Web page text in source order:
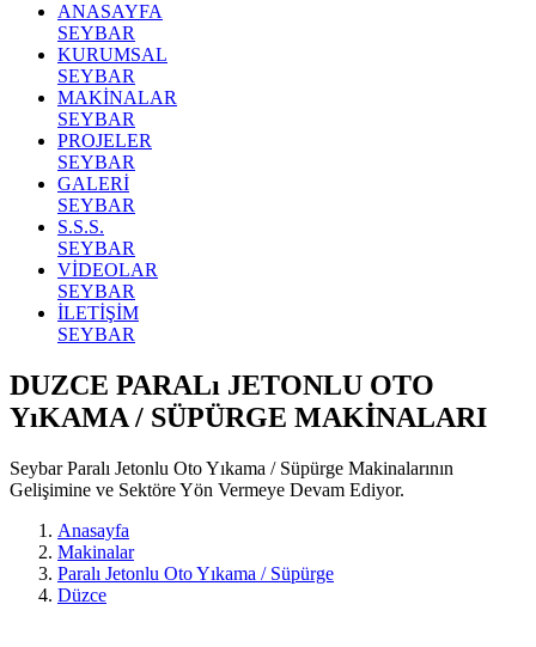
ANASAYFA
SEYBAR
KURUMSAL
SEYBAR
MAKİNALAR
SEYBAR
PROJELER
SEYBAR
GALERİ
SEYBAR
S.S.S.
SEYBAR
VİDEOLAR
SEYBAR
İLETİŞİM
SEYBAR
DUZCE PARALı JETONLU OTO
YıKAMA / SÜPÜRGE MAKİNALARI
Seybar Paralı Jetonlu Oto Yıkama / Süpürge Makinalarının
Gelişimine ve Sektöre Yön Vermeye Devam Ediyor.
Anasayfa
Makinalar
Paralı Jetonlu Oto Yıkama / Süpürge
Düzce